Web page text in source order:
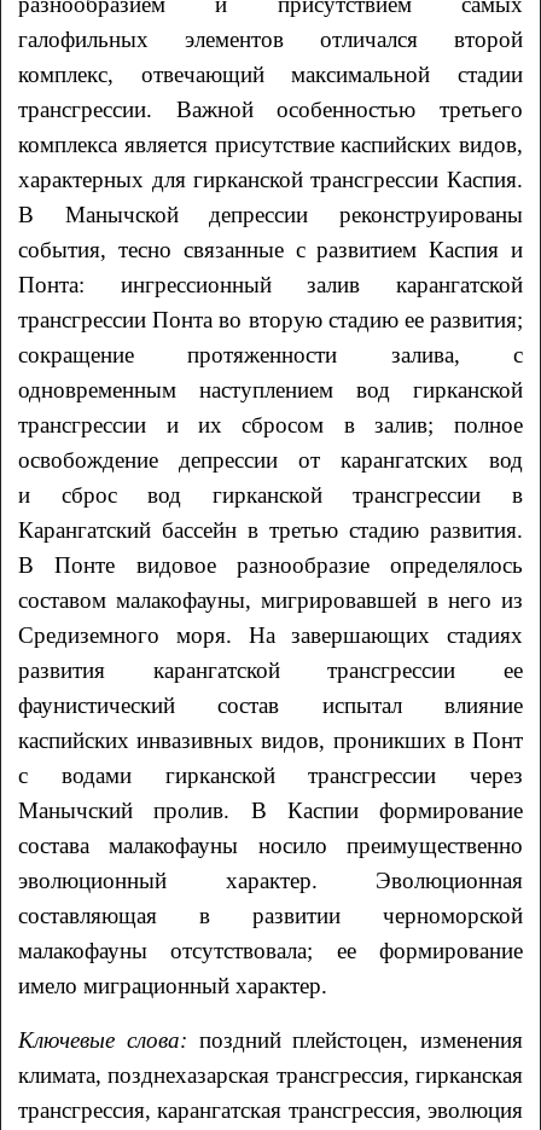
галофильных элементов отличался второй
комплекс, отвечающий максимальной стадии
трансгрессии. Важной особенностью третьего
комплекса является присутствие каспийских видов,
характерных для гирканской трансгрессии Каспия.
В Манычской депрессии реконструированы
события, тесно связанные с развитием Каспия и
Понта: ингрессионный залив карангатской
трансгрессии Понта во вторую стадию ее развития;
сокращение протяженности залива, с
одновременным наступлением вод гирканской
трансгрессии и их сбросом в залив; полное
освобождение депрессии от карангатских вод
и сброс вод гирканской трансгрессии в
Карангатский бассейн в третью стадию развития.
В Понте видовое разнообразие определялось
составом малакофауны, мигрировавшей в него из
Средиземного моря. На завершающих стадиях
развития карангатской трансгрессии ее
фаунистический состав испытал влияние
каспийских инвазивных видов, проникших в Понт
с водами гирканской трансгрессии через
Манычский пролив. В Каспии формирование
состава малакофауны носило преимущественно
эволюционный характер. Эволюционная
составляющая в развитии черноморской
малакофауны отсутствовала; ее формирование
имело миграционный характер.
Ключевые слова: поздний плейстоцен, изменения
климата, позднехазарская трансгрессия, гирканская
трансгрессия, карангатская трансгрессия, эволюция